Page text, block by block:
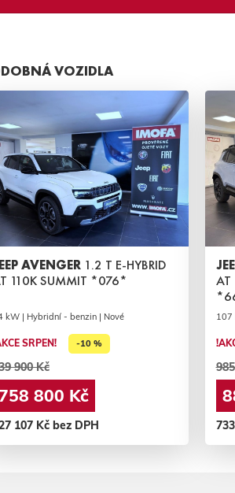
VOZIDLA
AVENGER 1.2 T E-HYBRID
110K SUMMIT *076*
kW | Hybridní - benzin | Nové
SRPEN! -10 %
900 Kč
758 800 Kč
107 Kč bez DPH
AT
107